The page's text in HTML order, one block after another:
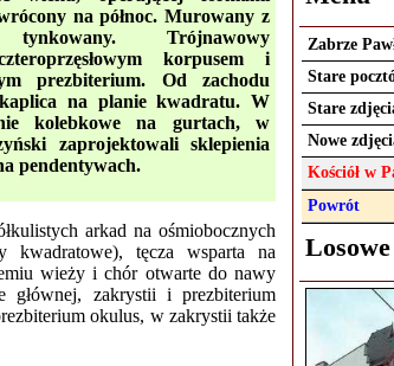
na północ. Murowany z
Trójnawowy
korpusem i
prezbiterium. Od zachodu
na planie kwadratu. W
kolebkowe na gurtach, w
zaprojektowali sklepienia
pendentywach.
arkad na ośmiobocznych
tęcza wsparta na
wieży i chór otwarte do nawy
głównej, zakrystii i prezbiterium
okulus, w zakrystii także
Zabrze
Stare
Stare
Nowe
Kościół w
Powrót